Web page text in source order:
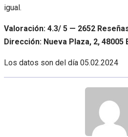
igual.
Valoración: 4.3/ 5 — 2652
Dirección: Nueva Plaza, 2, 48005
Los datos son del día 05.02.2024